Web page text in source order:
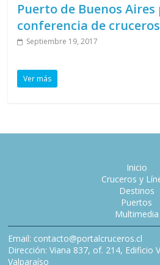
Puerto de Buenos
conferencia de
Septiembre 19, 2017
Ver más
Inicio
Cruceros y
Destinos
Puertos
Multimedia
Email: contacto@portalcruceros.cl
Dirección: Viana 837, of. 214, Edificio
Valparaíso